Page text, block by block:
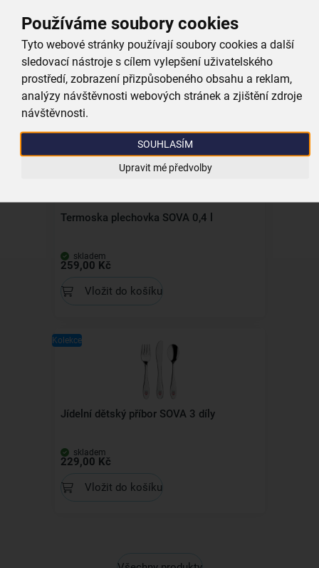
Používáme soubory cookies
Tyto webové stránky používají soubory cookies a další
sledovací nástroje s cílem vylepšení uživatelského
prostředí, zobrazení přizpůsobeného obsahu a reklam,
analýzy návštěvnosti webových stránek a zjištění zdroje
návštěvnosti.
SOUHLASÍM
Upravit mé předvolby
Hrnek s barvami a štětcem SOVA 0,38 l
skladem
159,00 Kč
Vložit do košíku
Termoska plechovka SOVA 0,4 l
skladem
259,00 Kč
Vložit do košíku
Kolekce
Jídelní dětský příbor SOVA 3 díly
skladem
229,00 Kč
Vložit do košíku